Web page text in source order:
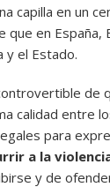
capilla en un
en España,
y el Estado.
de
calidad entre
para
a la
y de